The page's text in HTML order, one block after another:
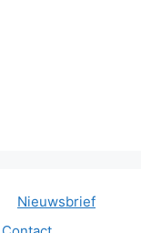
Nieuwsbrief